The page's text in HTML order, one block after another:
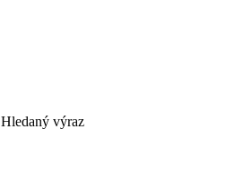
Hledaný výraz